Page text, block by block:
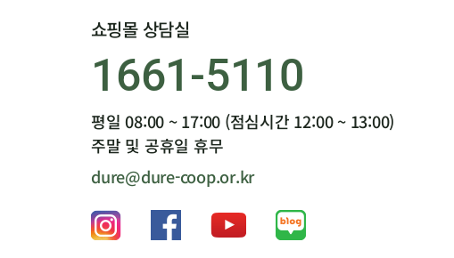
쇼핑몰 상담실
1661-5110
평일 08:00 ~ 17:00 (점심시간 12:00 ~ 13:00)
주말 및 공휴일 휴무
dure@dure-coop.or.kr